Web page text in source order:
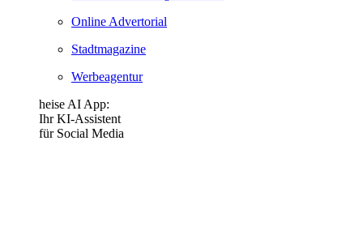
Online Advertorial
Stadtmagazine
Werbeagentur
heise AI App:
Ihr KI-Assistent
für Social Media